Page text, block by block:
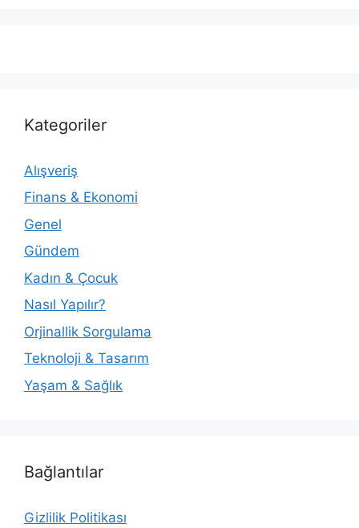
Kategoriler
Alışveriş
Finans & Ekonomi
Genel
Gündem
Kadın & Çocuk
Nasıl Yapılır?
Orjinallik Sorgulama
Teknoloji & Tasarım
Yaşam & Sağlık
Bağlantılar
Gizlilik Politikası